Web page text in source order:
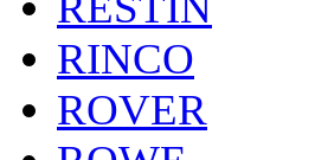
RINCO
ROVER